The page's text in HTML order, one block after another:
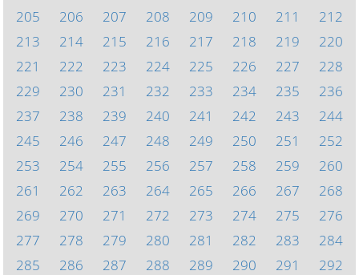
205
206 207 208 209 210 211
212
213
214 215 216 217 218 219
220
221
222 223 224 225 226 227
228
229
230 231 232 233 234 235
236
237
238 239 240 241 242 243
244
245
246 247 248 249 250 251
252
253
254 255 256 257 258 259
260
261
262 263 264 265 266 267
268
269
270 271 272 273 274 275
276
277
278 279 280 281 282 283
284
285
286 287 288 289 290 291
292